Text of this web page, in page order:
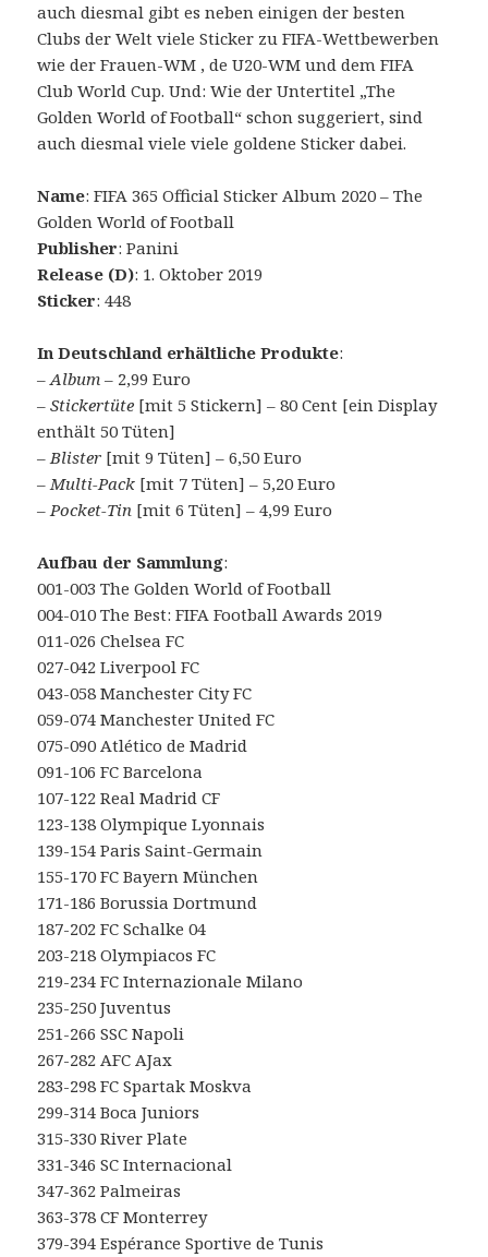
auch diesmal gibt es neben einigen der besten
Clubs der Welt viele Sticker zu FIFA-Wettbewerben
wie der Frauen-WM , de U20-WM und dem FIFA
Club World Cup. Und: Wie der Untertitel „The
Golden World of Football“ schon suggeriert, sind
auch diesmal viele viele goldene Sticker dabei.
Name: FIFA 365 Official Sticker Album 2020 – The
Golden World of Football
Publisher: Panini
Release (D): 1. Oktober 2019
Sticker: 448
In Deutschland erhältliche Produkte:
–Album – 2,99 Euro
–Stickertüte [mit 5 Stickern] – 80 Cent [ein Display
enthält 50 Tüten]
–Blister [mit 9 Tüten] – 6,50 Euro
–Multi-Pack [mit 7 Tüten] – 5,20 Euro
–Pocket-Tin [mit 6 Tüten] – 4,99 Euro
Aufbau der Sammlung:
001-003 The Golden World of Football
004-010 The Best: FIFA Football Awards 2019
011-026 Chelsea FC
027-042 Liverpool FC
043-058 Manchester City FC
059-074 Manchester United FC
075-090 Atlético de Madrid
091-106 FC Barcelona
107-122 Real Madrid CF
123-138 Olympique Lyonnais
139-154 Paris Saint-Germain
155-170 FC Bayern München
171-186 Borussia Dortmund
187-202 FC Schalke 04
203-218 Olympiacos FC
219-234 FC Internazionale Milano
235-250 Juventus
251-266 SSC Napoli
267-282 AFC AJax
283-298 FC Spartak Moskva
299-314 Boca Juniors
315-330 River Plate
331-346 SC Internacional
347-362 Palmeiras
363-378 CF Monterrey
379-394 Espérance Sportive de Tunis